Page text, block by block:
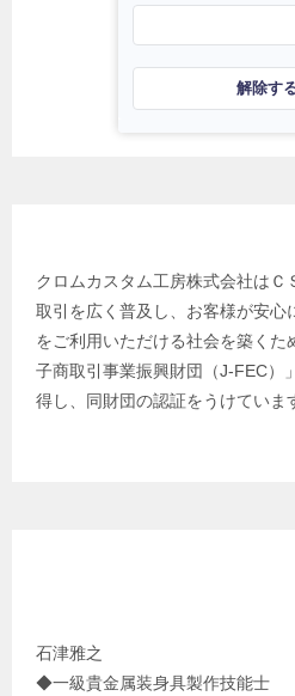
解除す
クロムカスタム工房株式会社はＣ
取引を広く普及し、お客様が安心
をご利用いただける社会を築く
子商取引事業振興財団（J-FEC）
得し、同財団の認証をうけていま
石津雅之
◆一級貴金属装身具製作技能士